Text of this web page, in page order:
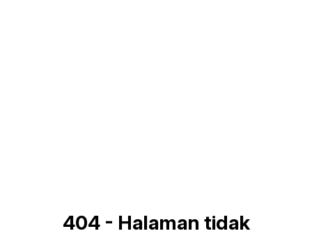
404- Halaman tidak